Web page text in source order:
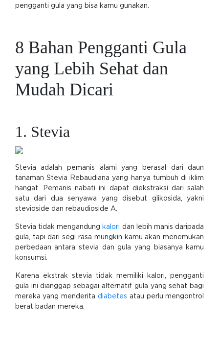
pengganti gula yang bisa kamu gunakan.
8 Bahan Pengganti Gula
yang Lebih Sehat dan
Mudah Dicari
1. Stevia
Stevia adalah pemanis alami yang berasal dari daun
tanaman Stevia Rebaudiana yang hanya tumbuh di iklim
hangat. Pemanis nabati ini dapat diekstraksi dari salah
satu dari dua senyawa yang disebut glikosida, yakni
stevioside dan rebaudioside A.
Stevia tidak mengandung kalori dan lebih manis daripada
gula, tapi dari segi rasa mungkin kamu akan menemukan
perbedaan antara stevia dan gula yang biasanya kamu
konsumsi.
Karena ekstrak stevia tidak memiliki kalori, pengganti
gula ini dianggap sebagai alternatif gula yang sehat bagi
mereka yang menderita diabetes atau perlu mengontrol
berat badan mereka.